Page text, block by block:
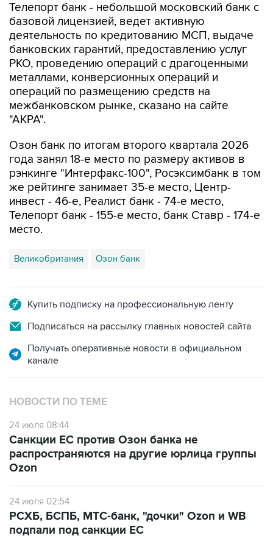
Телепорт банк - небольшой московский банк с
базовой лицензией, ведет активную
деятельность по кредитованию МСП, выдаче
банковских гарантий, предоставлению услуг
РКО, проведению операций с драгоценными
металлами, конверсионных операций и
операций по размещению средств на
межбанковском рынке, сказано на сайте
"АКРА".
Озон банк по итогам второго квартала 2026
года занял 18-е место по размеру активов в
рэнкинге "Интерфакс-100", Росэксимбанк в том
же рейтинге занимает 35-е место, Центр-
инвест - 46-е, Реалист банк - 74-е место,
Телепорт банк - 155-е место, банк Ставр - 174-е
место.
Великобритания Озон банк
Купить подписку на профессиональную ленту
Подписаться на рассылку главных новостей сайта
Получать оперативные новости в официальном
канале
НОВОСТИ ПО ТЕМЕ
24 июля 08:44
Санкции ЕС против Озон банка не
распространяются на другие юрлица группы
Ozon
24 июля 02:54
РСХБ, БСПБ, МТС-банк, "дочки" Ozon и WB
подпали под санкции ЕС